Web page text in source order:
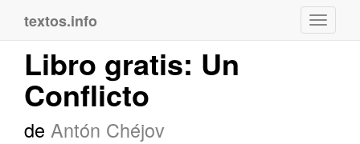
textos.info
Libro gratis: Un
Conflicto
de Antón Chéjov